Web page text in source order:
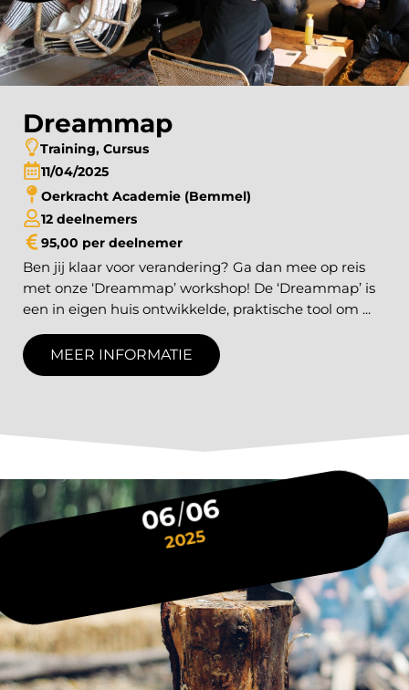
Dreammap
Training, Cursus
11 04 2025
Oerkracht Academie (Bemmel)
12 deelnemers
95,00 per deelnemer
Ben jij klaar voor verandering? Ga dan mee op reis
met onze ‘Dreammap’ workshop! De ‘Dreammap’ is
een in eigen huis ontwikkelde, praktische tool om ...
MEER INFORMATIE
06 06
2025